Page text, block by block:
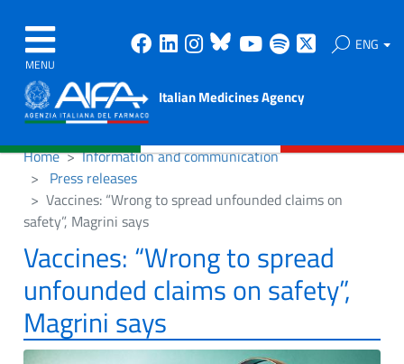
MENU
Facebook
Linkedin
Instagram
Bluesky
Youtube
Spotify ENG
Italian Medicines Agency
Home
Information and communication
Press releases
Vaccines: “Wrong to spread unfounded claims on
safety”, Magrini says
Vaccines: “Wrong to spread
unfounded claims on safety”,
Magrini says